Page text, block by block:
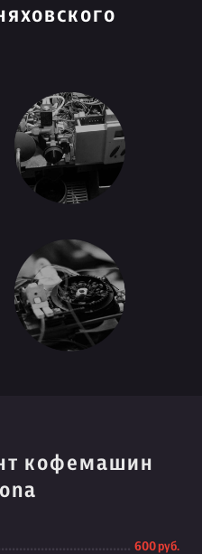
кофемашин
600 руб.